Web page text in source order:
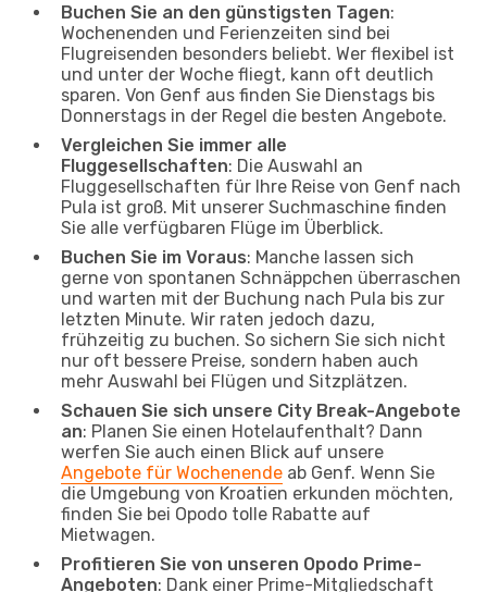
Buchen Sie an den günstigsten Tagen:
Wochenenden und Ferienzeiten sind bei
Flugreisenden besonders beliebt. Wer flexibel ist
und unter der Woche fliegt, kann oft deutlich
sparen. Von Genf aus finden Sie Dienstags bis
Donnerstags in der Regel die besten Angebote.
Vergleichen Sie immer alle
Fluggesellschaften: Die Auswahl an
Fluggesellschaften für Ihre Reise von Genf nach
Pula ist groß. Mit unserer Suchmaschine finden
Sie alle verfügbaren Flüge im Überblick.
Buchen Sie im Voraus: Manche lassen sich
gerne von spontanen Schnäppchen überraschen
und warten mit der Buchung nach Pula bis zur
letzten Minute. Wir raten jedoch dazu,
frühzeitig zu buchen. So sichern Sie sich nicht
nur oft bessere Preise, sondern haben auch
mehr Auswahl bei Flügen und Sitzplätzen.
Schauen Sie sich unsere City Break-Angebote
an: Planen Sie einen Hotelaufenthalt? Dann
werfen Sie auch einen Blick auf unsere
Angebote für Wochenende ab Genf. Wenn Sie
die Umgebung von Kroatien erkunden möchten,
finden Sie bei Opodo tolle Rabatte auf
Mietwagen.
Profitieren Sie von unseren Opodo Prime-
Angeboten: Dank einer Prime-Mitgliedschaft